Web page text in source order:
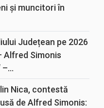
și muncitori în
Județean pe 2026
Alfred Simonis
Nica, contestă
de Alfred Simonis: